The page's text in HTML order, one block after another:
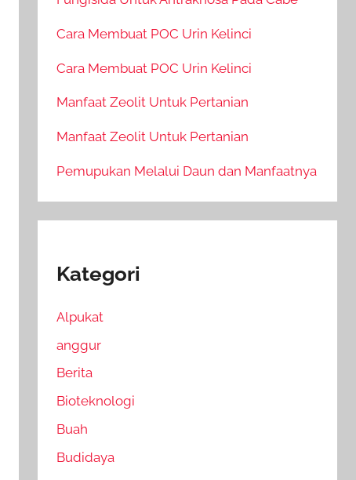
Cara Membuat POC Urin Kelinci
Cara Membuat POC Urin Kelinci
Manfaat Zeolit Untuk Pertanian
Manfaat Zeolit Untuk Pertanian
Pemupukan Melalui Daun dan Manfaatnya
Kategori
Alpukat
anggur
Berita
Bioteknologi
Buah
Budidaya